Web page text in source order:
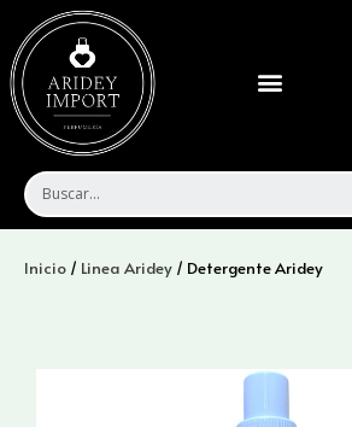
contenido
Menu
Inicio / Linea Aridey / Detergente Aridey